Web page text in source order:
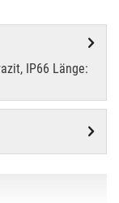
IP66 Länge: